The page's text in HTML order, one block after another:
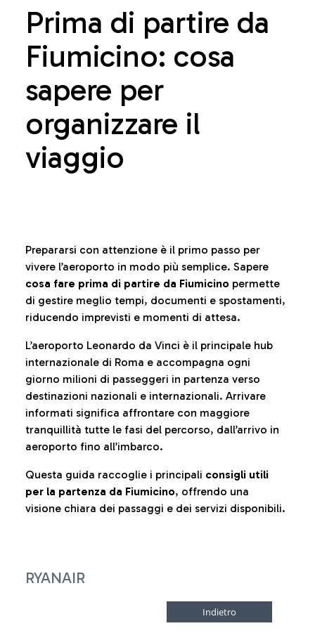
Prima di partire da
Fiumicino: cosa
sapere per
organizzare il
viaggio
Prepararsi con attenzione è il primo passo per
vivere l’aeroporto in modo più semplice. Sapere
cosa fare prima di partire da Fiumicino permette
di gestire meglio tempi, documenti e spostamenti,
riducendo imprevisti e momenti di attesa.
L’aeroporto Leonardo da Vinci è il principale hub
internazionale di Roma e accompagna ogni
giorno milioni di passeggeri in partenza verso
destinazioni nazionali e internazionali. Arrivare
informati significa affrontare con maggiore
tranquillità tutte le fasi del percorso, dall’arrivo in
aeroporto fino all’imbarco.
Questa guida raccoglie i principali consigli utili
per la partenza da Fiumicino, offrendo una
visione chiara dei passaggi e dei servizi disponibili.
RYANAIR